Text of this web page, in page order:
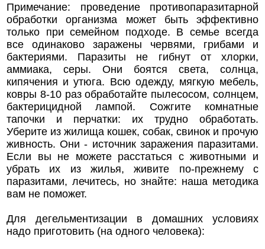
Примечание: проведение противопаразитарной
обработки организма может быть эффективно
только при семейном подходе. В семье всегда
все одинаково заражены червями, грибами и
бактериями. Паразиты не гибнут от хлорки,
аммиака, серы. Они боятся света, солнца,
кипячения и утюга. Всю одежду, мягкую мебель,
ковры 8-10 раз обработайте пылесосом, солнцем,
бактерицидной лампой. Сожгите комнатные
тапочки и перчатки: их трудно обработать.
Уберите из жилища кошек, собак, свинок и прочую
живность. Они - источник заражения паразитами.
Если вы не можете расстаться с животными и
убрать их из жилья, живите по-прежнему с
паразитами, лечитесь, но знайте: наша методика
вам не поможет.
Для дегельментизации в домашних условиях
надо приготовить (на одного человека):